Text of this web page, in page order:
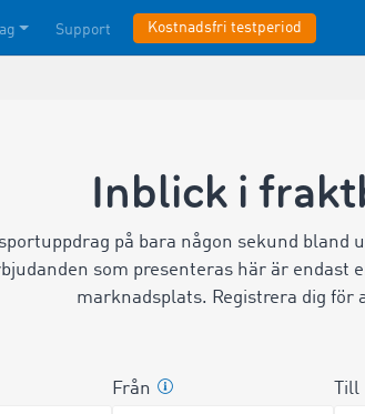
Support Kostnadsfri testperiod
Inblick i
på bara någon sekund
som presenteras här är endast
marknadsplats. Registrera dig för
Från Till